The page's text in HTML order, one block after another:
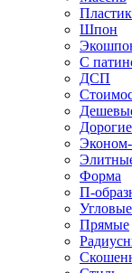
Пластик
Шпон
С
ДСП
Дорогие
Эконом-
Форма
П-
Угловые
Прямые